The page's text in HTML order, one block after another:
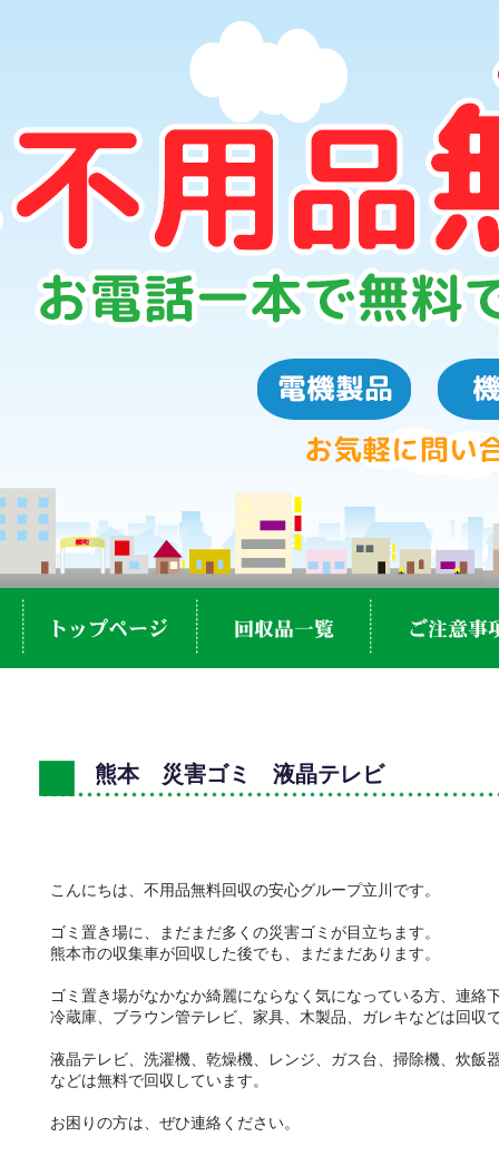
熊本 災害ゴミ 液晶テレビ
こんにちは、不用品無料回収の安心グループ立川です。
ゴミ置き場に、まだまだ多くの災害ゴミが目立ちます。
熊本市の収集車が回収した後でも、まだまだあります。
ゴミ置き場がなかなか綺麗にならなく気になっている方、連絡
冷蔵庫、ブラウン管テレビ、家具、木製品、ガレキなどは回収
液晶テレビ、洗濯機、乾燥機、レンジ、ガス台、掃除機、炊飯
などは無料で回収しています。
お困りの方は、ぜひ連絡ください。